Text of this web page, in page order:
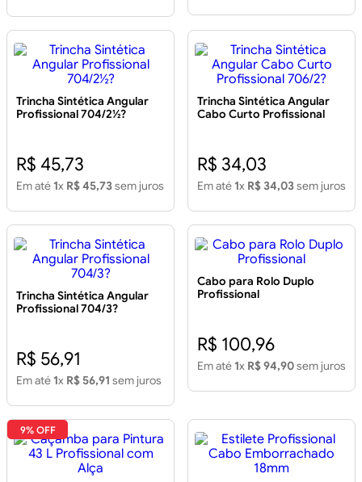
Trincha Sintética Angular
Profissional 704/2½?
R$ 45,73
Em até 1x R$ 45,73sem juros
Trincha Sintética Angular
Cabo Curto Profissional
R$ 34,03
Em até 1x R$ 34,03sem juros
Trincha Sintética Angular
Profissional 704/3?
R$ 56,91
Em até 1x R$ 56,91 sem juros
Cabo para Rolo Duplo
Profissional
R$ 100,96
Em até 1x R$ 94,90sem juros
9% OFF